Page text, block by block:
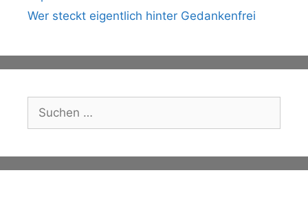
Wer steckt eigentlich hinter Gedankenfrei
Suche
nach: